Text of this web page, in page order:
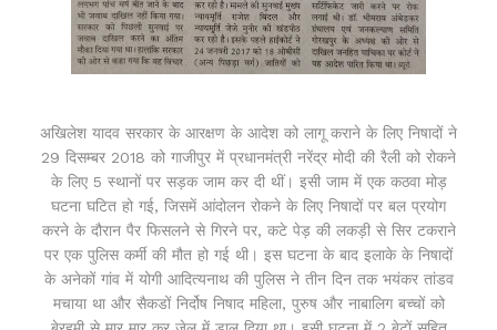
अखिलेश यादव सरकार के आरक्षण के आदेश को लागू कराने के लिए निषादों ने
29 दिसम्बर 2018 को गाजीपुर में प्रधानमंत्री नरेंद्र मोदी की रैली को रोकने
के लिए 5 स्थानों पर सड़क जाम कर दी थीं। इसी जाम में एक कठवा मोड़
घटना घटित हो गई, जिसमें आंदोलन रोकने के लिए निषादों पर बल प्रयोग
करने के दौरान पैर फिसलने से गिरने पर, कटे पेड़ की लकड़ी से सिर टकराने
पर एक पुलिस कर्मी की मौत हो गई थी। इस घटना के बाद इलाके के निषादों
के अनेकों गांव में योगी आदित्यनाथ की पुलिस ने तीन दिन तक भयंकर तांडव
मचाया था और सैकडों निर्दोष निषाद महिला, पुरुष और नाबालिग बच्चों को